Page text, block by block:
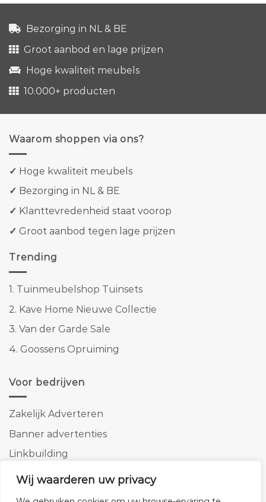
Wij waarderen uw privacy
Bezorging in NL & BE
Groot aanbod en lage prijzen
Hoge kwaliteit meubels
10.000+ producten
Waarom shoppen via ons?
✓ Hoge kwaliteit meubels
✓ Bezorging in NL & BE
✓ Klanttevredenheid staat voorop
✓ Groot aanbod tegen lage prijzen
Trending
1. Tuinmeubelshop Tuinsets
2. Kave Home Nieuwe Collectie
3. Van der Garde Sale
4. Goossens Opruiming
Voor bedrijven
Zakelijk Adverteren
Banner advertenties
Linkbuilding
SEO copywriting